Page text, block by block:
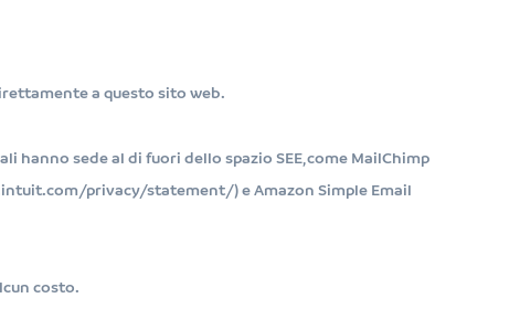
a questo sito web.
sede al di fuori dello spazio SEE, come MailChimp
privacy/statement/) e Amazon Simple Email
costo.